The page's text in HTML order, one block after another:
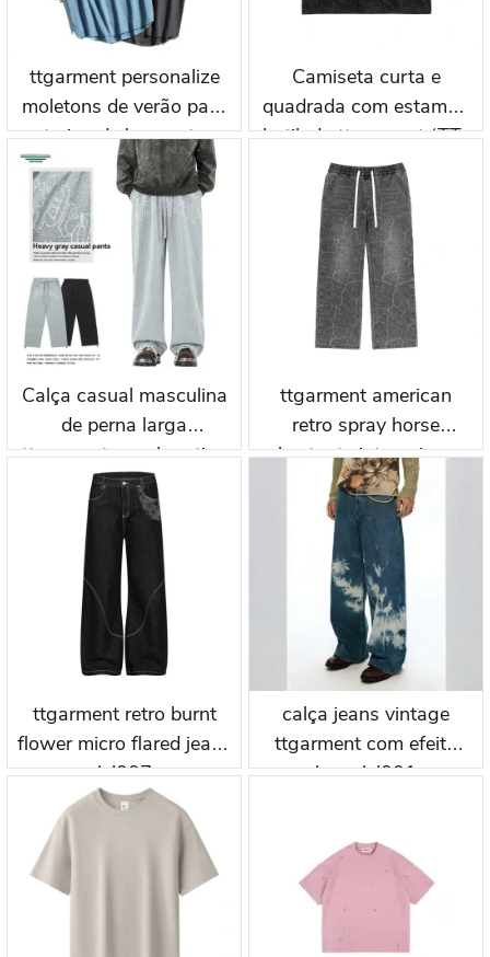
ttgarment personalize
moletons de verão para
treino de basquete
wkh006
Camiseta curta e
quadrada com estampa
batik da ttgarment (TT-
341L)
Calça casual masculina
de perna larga
ttgarment com logotipo
gravado a laser lel006
ttgarment american
retro spray horse
chestnut vintage jeans
tt-164
ttgarment retro burnt
flower micro flared jeans
lel007
calça jeans vintage
ttgarment com efeito
laser lel001